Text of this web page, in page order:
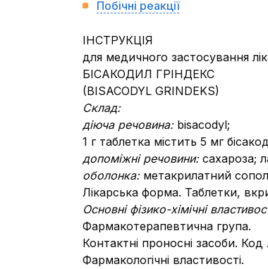
Побічні реакції
ІНСТРУКЦІЯ
для медичного застосування
БІСАКОДИЛ ГРІНДЕКС
(BISACODYL GRINDEKS)
Склад:
діюча речовина: bisacodyl;
1 г таблетка містить 5 мг
допоміжні речовини: сахароза;
оболонка: метакрилатний
Лікарська форма. Таблетки,
Основні фізико-хімічні
Фармакотерапевтична група.
Контактні проносні засоби.
Фармакологічні властивості.